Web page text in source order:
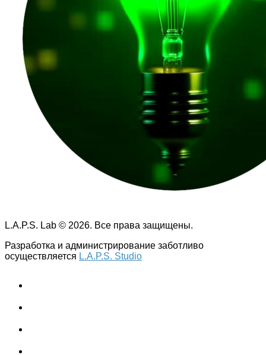
L.A.P.S. Lab © 2026. Все права защищены.
Разработка и администрирование заботливо
осуществляется L.A.P.S. Studio